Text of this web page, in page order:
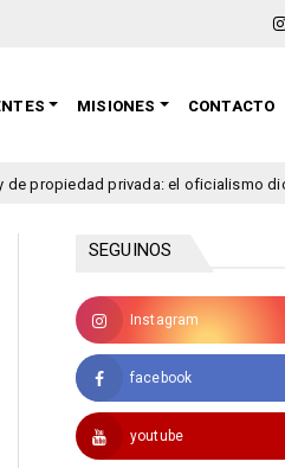
MISIONES CONTACTO
privada: el oficialismo dio de baja
SEGUINOS
Instagram
facebook
youtube